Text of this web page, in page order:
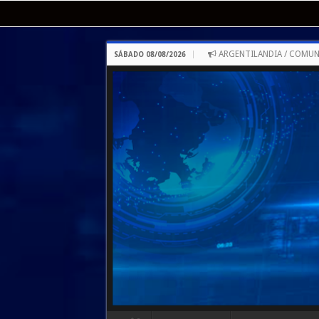
SÁBADO 08/08/2026 ARGENTILANDIA /